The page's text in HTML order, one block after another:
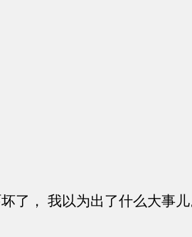
了， 我以为出了什么大事儿